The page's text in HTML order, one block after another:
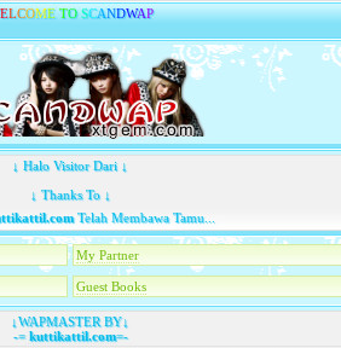
ELCOME TO SCANDWAP
↓ Halo Visitor Dari ↓
↓ Thanks To ↓
Telah Membawa Tamu...
My Partner
Guest Books
↓WAPMASTER BY↓
-=kuttikattil.com=-